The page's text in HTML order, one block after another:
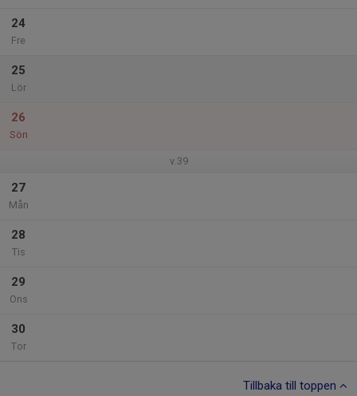
24
Fre
25
Lör
26
Sön
v.39
27
Mån
28
Tis
29
Ons
30
Tor
Tillbaka till toppen